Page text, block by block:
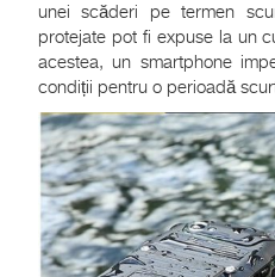
unei scăderi pe termen
protejate pot fi expuse la un
acestea, un smartphone
condiții pentru o perioadă